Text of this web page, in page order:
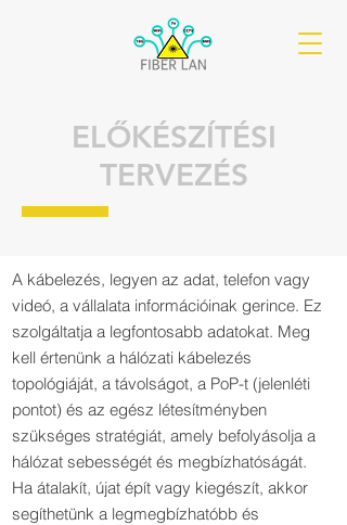
ELŐKÉSZÍTÉSI
TERVEZÉS
A kábelezés, legyen az adat, telefon vagy
videó, a vállalata információinak gerince. Ez
szolgáltatja a legfontosabb adatokat. Meg
kell értenünk a hálózati kábelezés
topológiáját, a távolságot, a PoP-t (jelenléti
pontot) és az egész létesítményben
szükséges stratégiát, amely befolyásolja a
hálózat sebességét és megbízhatóságát.
Ha átalakít, újat épít vagy kiegészít, akkor
segíthetünk a legmegbízhatóbb és